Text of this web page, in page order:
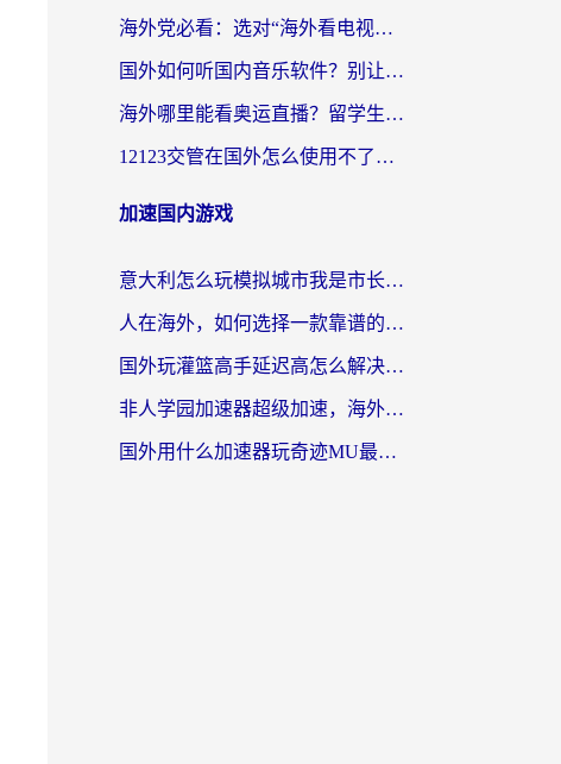
海外党必看：选对“海外看电视剧软件”，再也不用愁国内剧刷不了
国外如何听国内音乐软件？别让地域限制，断了你的中文歌单
海外哪里能看奥运直播？留学生&海外华人必看的体育赛事观赛终极指南
12123交管在国外怎么使用不了？海外华人必看的无缝访问国内资源指南
加速国内游戏
意大利怎么玩模拟城市我是市长？海外党国服游戏加速终极攻略（附三国3量子特攻解决办法）
人在海外，如何选择一款靠谱的玩剑灵2加速器？
国外玩灌篮高手延迟高怎么解决？海外玩家国服游戏加速终极指南
非人学园加速器超级加速，海外玩家重返国服的通行证
国外用什么加速器玩奇迹MU最好？2026海外玩家国服游戏加速全攻略